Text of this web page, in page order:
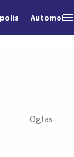
Automobili